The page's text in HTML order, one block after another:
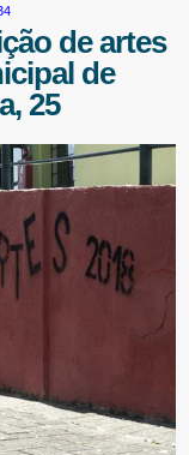
de artes
de
25